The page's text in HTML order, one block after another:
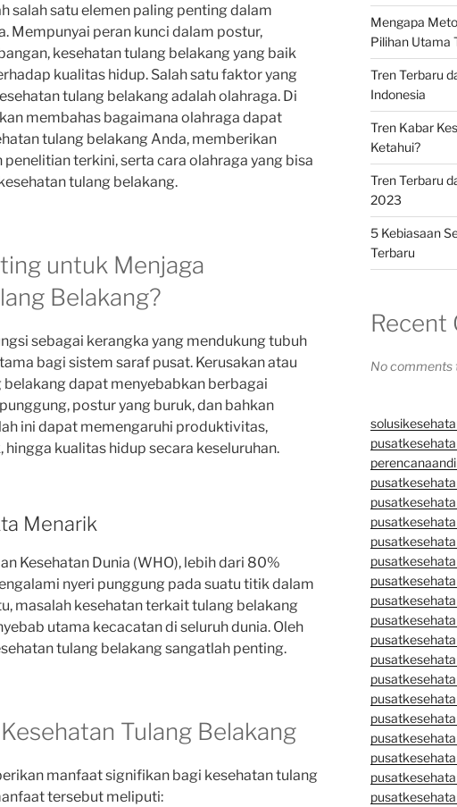
salah satu elemen paling penting dalam
Mempunyai peran kunci dalam postur,
kesehatan tulang belakang yang baik
kualitas hidup. Salah satu faktor yang
tulang belakang adalah olahraga. Di
membahas bagaimana olahraga dapat
tulang belakang Anda, memberikan
terkini, serta cara olahraga yang bisa
tulang belakang.
untuk Menjaga
Belakang?
sebagai kerangka yang mendukung tubuh
bagi sistem saraf pusat. Kerusakan atau
dapat menyebabkan berbagai
postur yang buruk, dan bahkan
ini dapat memengaruhi produktivitas,
kualitas hidup secara keseluruhan.
Menarik
Kesehatan Dunia (WHO), lebih dari 80%
nyeri punggung pada suatu titik dalam
masalah kesehatan terkait tulang belakang
utama kecacatan di seluruh dunia. Oleh
tulang belakang sangatlah penting.
Tulang Belakang
manfaat signifikan bagi kesehatan tulang
tersebut meliputi:
Mengapa
Pilihan Utama
Tren Terbaru
Indonesia
Tren Kabar
Ketahui?
Tren Terbaru
2023
5 Kebiasaan
Terbaru
Recent
No comments